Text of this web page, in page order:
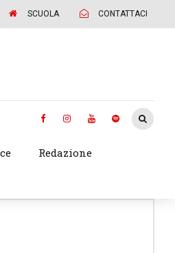
SCUOLA CONTATTACI
Redazione